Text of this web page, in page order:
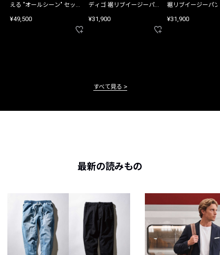
える "オールシーン" セット
¥49,500
ディゴ 裾リブイージーパン
¥31,900
裾リブイージーパ
¥31,900
すべて見る
最新の読みもの